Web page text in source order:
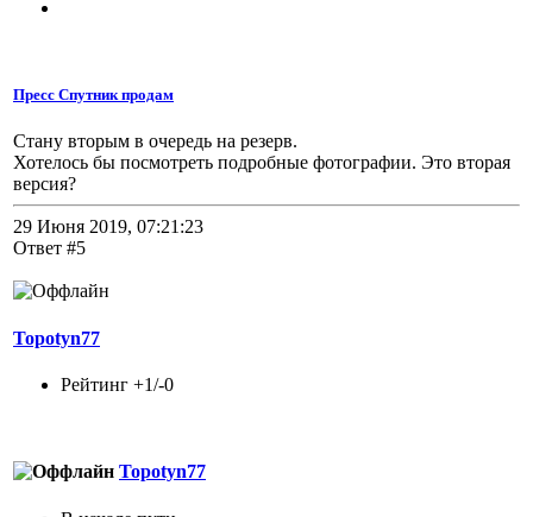
Пресс Спутник продам
Стану вторым в очередь на резерв.
Хотелось бы посмотреть подробные фотографии. Это вторая
версия?
29 Июня 2019, 07:21:23
Ответ #5
Topotyn77
Рейтинг +1/-0
Topotyn77